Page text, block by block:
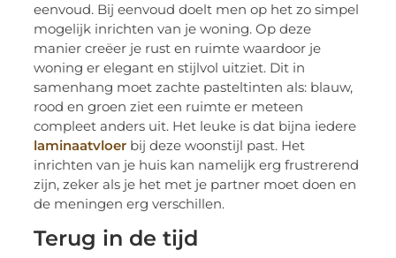
eenvoud. Bij eenvoud doelt men op het zo simpel
mogelijk inrichten van je woning. Op deze
manier creëer je rust en ruimte waardoor je
woning er elegant en stijlvol uitziet. Dit in
samenhang moet zachte pasteltinten als: blauw,
rood en groen ziet een ruimte er meteen
compleet anders uit. Het leuke is dat bijna iedere
laminaatvloer bij deze woonstijl past. Het
inrichten van je huis kan namelijk erg frustrerend
zijn, zeker als je het met je partner moet doen en
de meningen erg verschillen.
Terug in de tijd